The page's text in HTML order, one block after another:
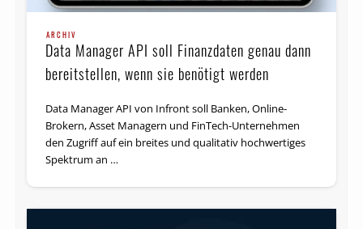
ARCHIV
Data Manager API soll Finanzdaten genau dann
bereitstellen, wenn sie benötigt werden
Data Manager API von Infront soll Banken, Online-
Brokern, Asset Managern und FinTech-Unternehmen
den Zugriff auf ein breites und qualitativ hochwertiges
Spektrum an …